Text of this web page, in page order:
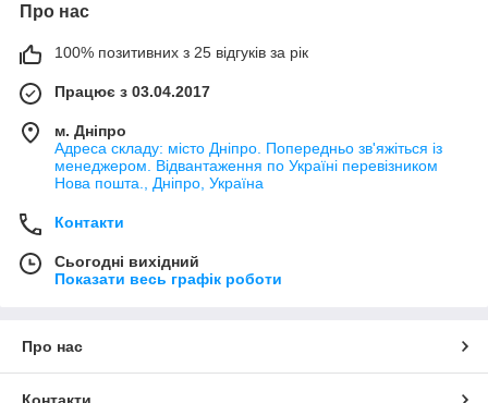
Про нас
100% позитивних з 25 відгуків за рік
Працює з 03.04.2017
м. Дніпро
Адреса складу: місто Дніпро. Попередньо зв'яжіться із
менеджером. Відвантаження по Україні перевізником
Нова пошта., Дніпро, Україна
Контакти
Сьогодні вихідний
Показати весь графік роботи
Про нас